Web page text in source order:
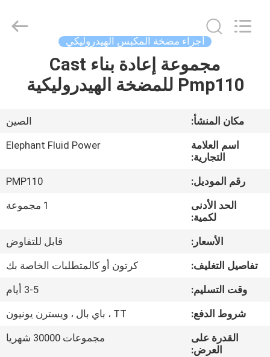
بيت
منتجات
معلومات
المعمل
مراقبة
الجودة
Co.,Ltd.
أجزاء مضخة المكبس الهيدروليكي
مجموعة إعادة بناء Cast
Pmp110 للمضخة الهيدروليكية
مكان المنشأ:
الصين
اسم العلامة
التجارية:
Elephant Fluid Power
رقم الموديل:
PMP110
الحد الأدنى
لكمية:
1 مجموعة
الأسعار:
قابل للتفاوض
تفاصيل التغليف:
كرتون أو كالمتطلبات الخاصة بك
وقت التسليم:
3-5 أيام
شروط الدفع:
TT ، باي بال ، ويسترن يونيون
القدرة على
العرض:
مجموعات 30000 شهريا